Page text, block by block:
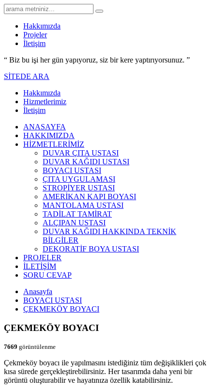
Hakkımızda
Projeler
İletişim
“ Biz bu işi her gün yapıyoruz, siz bir kere yaptırıyorsunuz. ”
SİTEDE ARA
Hakkımızda
Hizmetlerimiz
İletişim
ANASAYFA
HAKKIMIZDA
HİZMETLERİMİZ
DUVAR ÇITA USTASI
DUVAR KAĞIDI USTASI
BOYACI USTASI
ÇITA UYGULAMASI
STROPİYER USTASI
AMERİKAN KAPI BOYASI
MANTOLAMA USTASI
TADİLAT TAMİRAT
ALÇIPAN USTASI
DUVAR KAĞIDI HAKKINDA TEKNİK
BİLGİLER
DEKORATİF BOYA USTASI
PROJELER
İLETİŞİM
SORU CEVAP
Anasayfa
BOYACI USTASI
ÇEKMEKÖY BOYACI
ÇEKMEKÖY BOYACI
7669 görüntülenme
Çekmeköy boyacı ile yapılmasını istediğiniz tüm değişiklikleri çok
kısa sürede gerçekleştirebilirsiniz. Her tasarımda daha yeni bir
görüntü oluşturabilir ve hayatınıza özellik katabilirsiniz.